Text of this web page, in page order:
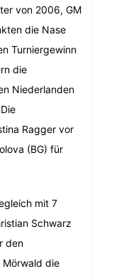
von 2006, GM
die Nase
Turniergewinn
die
Niederlanden
Ragger vor
(BG) für
mit 7
Schwarz
den
Mörwald die